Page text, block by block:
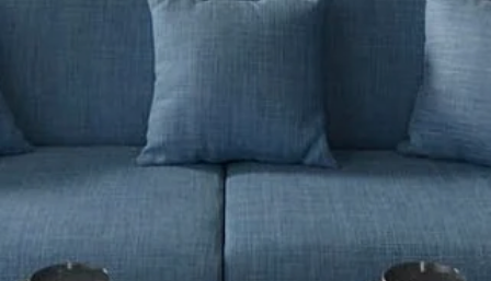
CHAMBRES